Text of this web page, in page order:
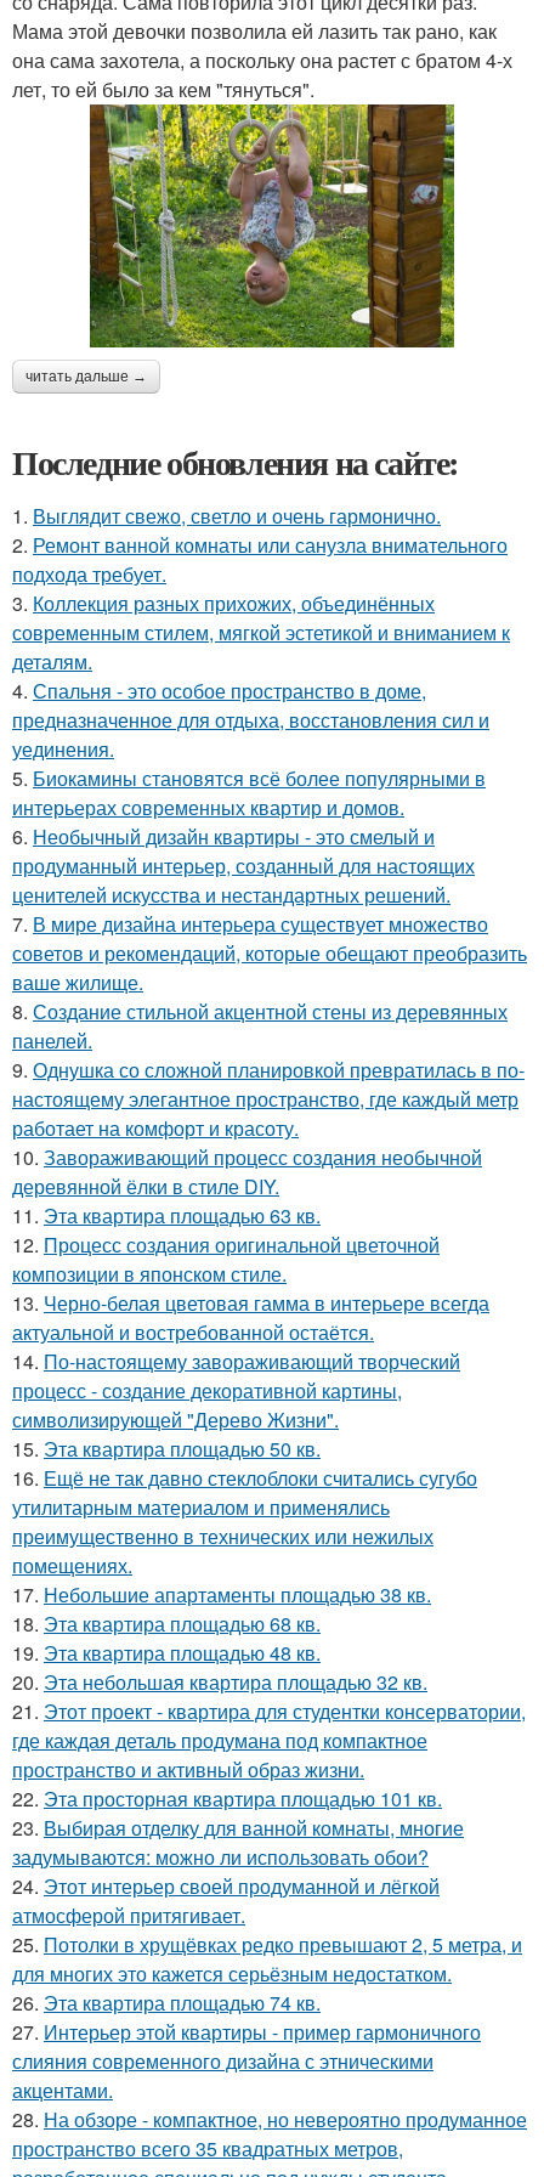
Мама этой девочки позволила ей лазить так рано, как
она сама захотела, а поскольку она растет с братом 4-х
лет, то ей было за кем "тянуться".
читать дальше →
Последние обновления на сайте:
1. Выглядит свежо, светло и очень гармонично.
2. Ремонт ванной комнаты или санузла внимательного
подхода требует.
3. Коллекция разных прихожих, объединённых
современным стилем, мягкой эстетикой и вниманием к
деталям.
4. Спальня - это особое пространство в доме,
предназначенное для отдыха, восстановления сил и
уединения.
5. Биокамины становятся всё более популярными в
интерьерах современных квартир и домов.
6. Необычный дизайн квартиры - это смелый и
продуманный интерьер, созданный для настоящих
ценителей искусства и нестандартных решений.
7. В мире дизайна интерьера существует множество
советов и рекомендаций, которые обещают преобразить
ваше жилище.
8. Создание стильной акцентной стены из деревянных
панелей.
9. Однушка со сложной планировкой превратилась в по-
настоящему элегантное пространство, где каждый метр
работает на комфорт и красоту.
10. Завораживающий процесс создания необычной
деревянной ёлки в стиле DIY.
11. Эта квартира площадью 63 кв.
12. Процесс создания оригинальной цветочной
композиции в японском стиле.
13. Черно-белая цветовая гамма в интерьере всегда
актуальной и востребованной остаётся.
14. По-настоящему завораживающий творческий
процесс - создание декоративной картины,
символизирующей "Дерево Жизни".
15. Эта квартира площадью 50 кв.
16. Ещё не так давно стеклоблоки считались сугубо
утилитарным материалом и применялись
преимущественно в технических или нежилых
помещениях.
17. Небольшие апартаменты площадью 38 кв.
18. Эта квартира площадью 68 кв.
19. Эта квартира площадью 48 кв.
20. Эта небольшая квартира площадью 32 кв.
21. Этот проект - квартира для студентки консерватории,
где каждая деталь продумана под компактное
пространство и активный образ жизни.
22. Эта просторная квартира площадью 101 кв.
23. Выбирая отделку для ванной комнаты, многие
задумываются: можно ли использовать обои?
24. Этот интерьер своей продуманной и лёгкой
атмосферой притягивает.
25. Потолки в хрущёвках редко превышают 2, 5 метра, и
для многих это кажется серьёзным недостатком.
26. Эта квартира площадью 74 кв.
27. Интерьер этой квартиры - пример гармоничного
слияния современного дизайна с этническими
акцентами.
28. На обзоре - компактное, но невероятно продуманное
пространство всего 35 квадратных метров,